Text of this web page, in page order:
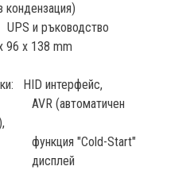
и ръководство
96 x 138 mm
HID интерфейс,
Start"